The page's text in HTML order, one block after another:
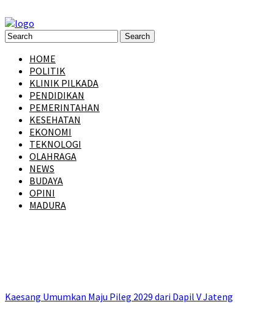
HOME
POLITIK
KLINIK PILKADA
PENDIDIKAN
PEMERINTAHAN
KESEHATAN
EKONOMI
TEKNOLOGI
OLAHRAGA
NEWS
BUDAYA
OPINI
MADURA
Kaesang Umumkan Maju Pileg 2029 dari Dapil V Jateng